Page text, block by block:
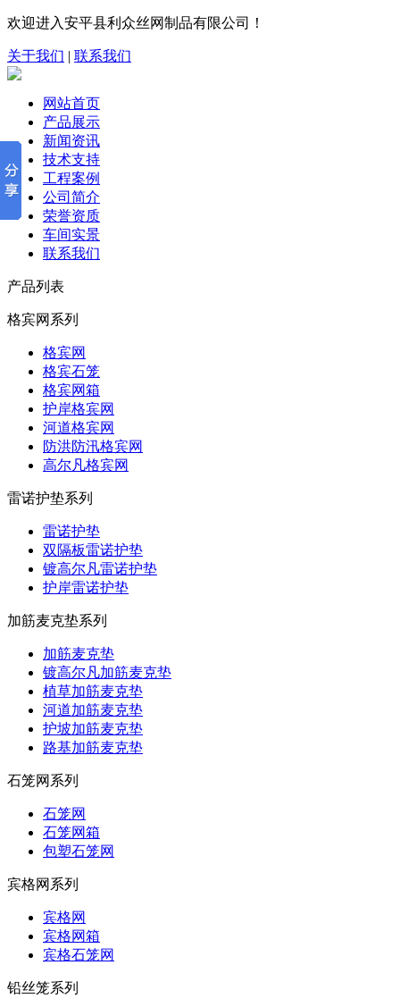
欢迎进入安平县利众丝网制品有限公司！
关于我们 | 联系我们
网站首页
产品展示
新闻资讯
技术支持
工程案例
公司简介
荣誉资质
车间实景
联系我们
产品列表
格宾网系列
格宾网
格宾石笼
格宾网箱
护岸格宾网
河道格宾网
防洪防汛格宾网
高尔凡格宾网
雷诺护垫系列
雷诺护垫
双隔板雷诺护垫
镀高尔凡雷诺护垫
护岸雷诺护垫
加筋麦克垫系列
加筋麦克垫
镀高尔凡加筋麦克垫
植草加筋麦克垫
河道加筋麦克垫
护坡加筋麦克垫
路基加筋麦克垫
石笼网系列
石笼网
石笼网箱
包塑石笼网
宾格网系列
宾格网
宾格网箱
宾格石笼网
铅丝笼系列